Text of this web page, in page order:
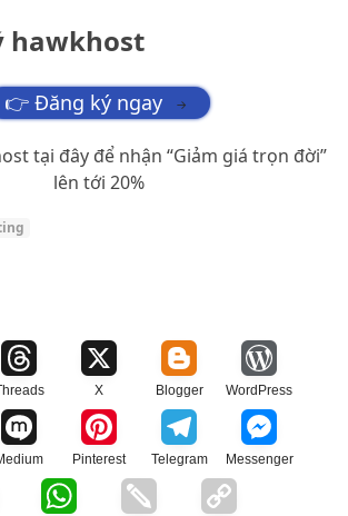
hawkhost
👉 Đăng ký ngay →
tại đây để nhận “Giảm giá trọn đời”
lên tới 20%
X Blogger WordPress
Pinterest Telegram Messenger